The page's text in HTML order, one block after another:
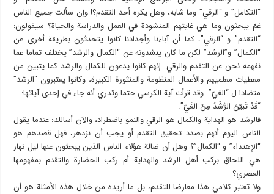
“التكامل” و “الرقي” وما شابه، وهل يكره أحد التقدم؟! وإن سألت جميع الناس
عَمّ يبحثون وما هي غايتهم المنشودة في العمل والدراسة والحياة؟ سيقولون:
“التقدم” و “الرقي”، كما أن آباءنا وأجدادنا كانوا يتحدثون بطريقة أخرى عن
“الكمال” و”الرشد” لكن ما كان ينشدونه عن “الكمال والرشد” يختلف تماما عما
نفهمه نحن عن التقدم والرقي. إنهم كانوا يدعون للكمال والرشد كما يتبين من
معطيات معلميهم والأعمال المنظومة والمنثورة الكبيرة، وكانوا يعتبرون “الرشد”
متضادا ل “الغيّ”. وقد قرأت آية الكرسي حتما وتدري أنه جاء في إحدى آياتها:
“قَدْ تَبيّنَ الرُّشْدُ مِنْ الغَيّ”.
فالرشد هو الهداية والكمال هو الرقي والنمو باضطراد، والآن أسالك: عندما يقول
الناس اليوم أنهم بصدد تحقيق التقدم أو يجب أن نزدهر، فهل قصدهم هو
“الإهتداء” و “الكمال”؟ وهل أن ضالة هؤلاء الناس الذين يبحثون عنها ليل نهار
هي اللحاق بركب أهل الرشد والهداية أم ركب الحضارة والتقدم بمفهومها
العصري؟
ولا تعتبر كلامي هذا معارضا للتقدم، بل ما أريده من خلال هذه الأمثلة هو أن